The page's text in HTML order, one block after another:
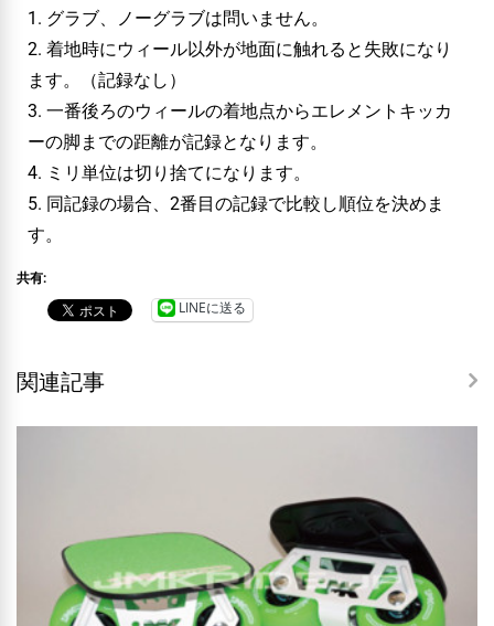
1. グラブ、ノーグラブは問いません。
2. 着地時にウィール以外が地面に触れると失敗になり
ます。（記録なし）
3. 一番後ろのウィールの着地点からエレメントキッカ
ーの脚までの距離が記録となります。
4. ミリ単位は切り捨てになります。
5. 同記録の場合、2番目の記録で比較し順位を決めま
す。
共有:
LINEに送る
関連記事